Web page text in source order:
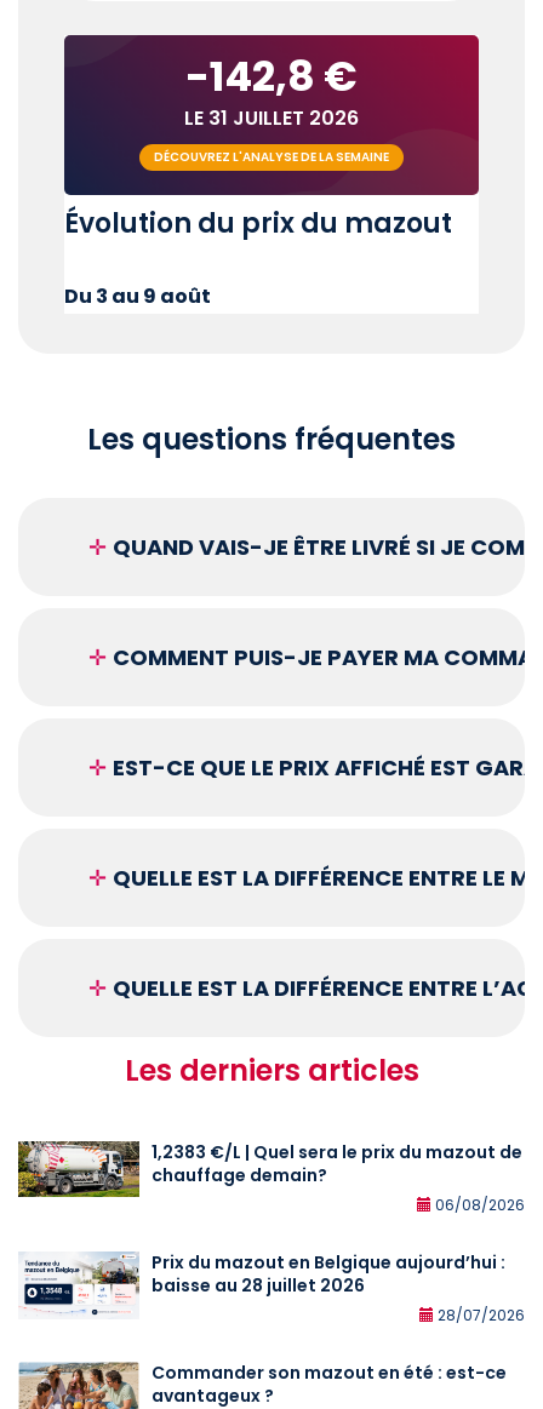
-142,8 €
LE 31 JUILLET 2026
DÉCOUVREZ L'ANALYSE DE LA SEMAINE
Évolution du prix du mazout
Du 3 au 9 août
Les questions fréquentes
✛ QUAND VAIS-JE ÊTRE LIVRÉ SI JE
✛ COMMENT PUIS-JE PAYER MA
✛ EST-CE QUE LE PRIX AFFICHÉ EST
✛ QUELLE EST LA DIFFÉRENCE ENTRE LE
✛ QUELLE EST LA DIFFÉRENCE ENTRE
Les derniers articles
1,2383 €/L | Quel sera le prix du mazout de
chauffage demain?
06/08/2026
Prix du mazout en Belgique aujourd’hui :
baisse au 28 juillet 2026
28/07/2026
Commander son mazout en été : est-ce
avantageux ?